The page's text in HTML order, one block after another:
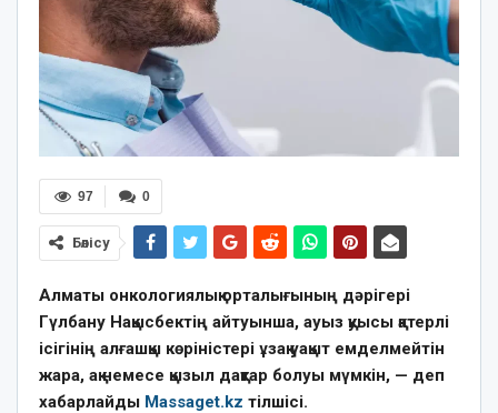
0
97
Бөлісу
Алматы онкологиялық орталығының дәрігері
Гүлбану Нақысбектің айтуынша, ауыз қуысы қатерлі
ісігінің алғашқы көріністері ұзақ уақыт емделмейтін
жара, ақ немесе қызыл дақтар болуы мүмкін, — деп
хабарлайды Massaget.kz тілшісі.